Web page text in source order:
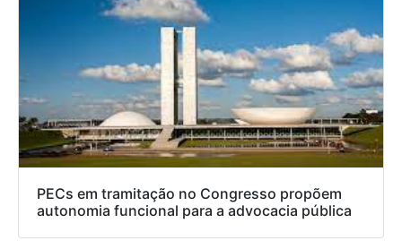
PECs em tramitação no Congresso propõem
autonomia funcional para a advocacia pública